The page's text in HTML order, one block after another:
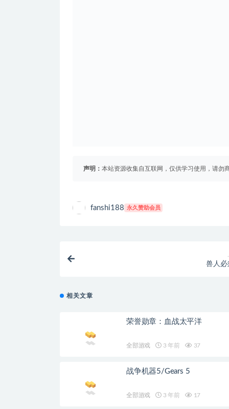
声明： 本站资源收集自互联网，仅供学习使用，请勿
fanshi188 永久赞助会员
兽人
相关文章
荣誉勋章：血战太平洋
全部游戏 3 年前 37
战争机器5/Gears 5
全部游戏 3 年前 17